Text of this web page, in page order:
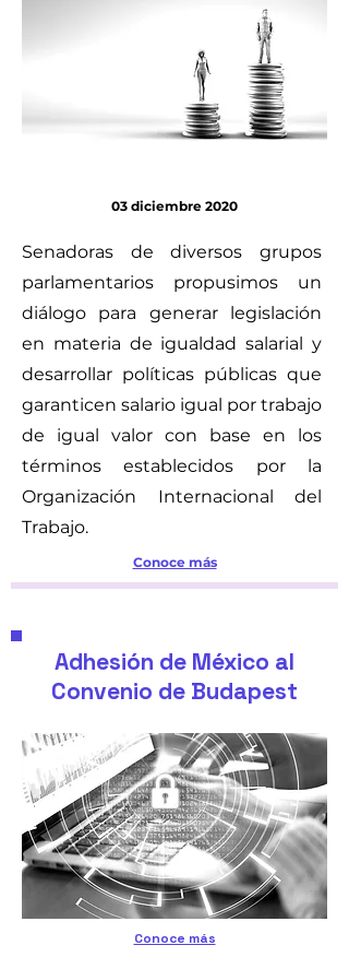
03 diciembre 2020
Senadoras de diversos grupos
parlamentarios propusimos un
diálogo para generar legislación
en materia de igualdad salarial y
desarrollar políticas públicas que
garanticen salario igual por trabajo
de igual valor con base en los
términos establecidos por la
Organización Internacional del
Trabajo.
Conoce más
Adhesión de México al
Convenio de Budapest
Conoce más